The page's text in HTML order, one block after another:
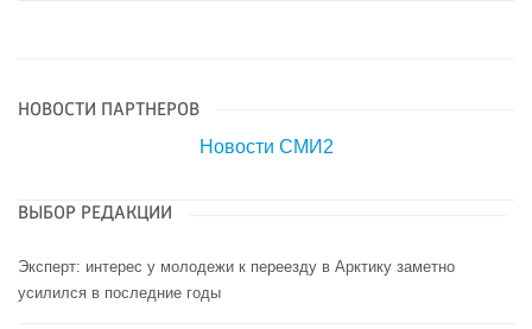
НОВОСТИ ПАРТНЕРОВ
Новости СМИ2
ВЫБОР РЕДАКЦИИ
Эксперт: интерес у молодежи к переезду в Арктику заметно
усилился в последние годы